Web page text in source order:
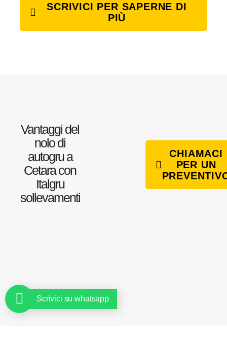
SCRIVICI PER SAPERNE DI
PIÙ
Vantaggi del
nolo di
autogru a
Cetara con
Italgru
sollevamenti
CHIAMACI
PER UN
Scrivici su whatsapp